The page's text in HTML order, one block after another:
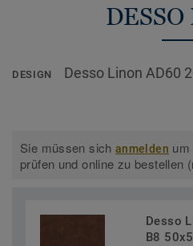
DESIGN Desso Linon AD60
Sie müssen sichanmelden um
prüfen und online zu bestellen
Desso
B8